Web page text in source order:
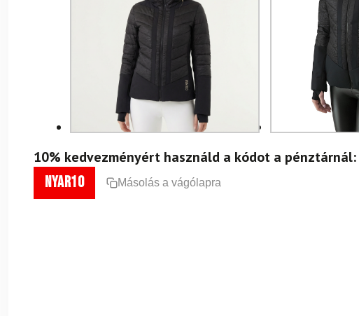
10% kedvezményért használd a kódot a pénztárnál:
nyar10 Másolás a vágólapra